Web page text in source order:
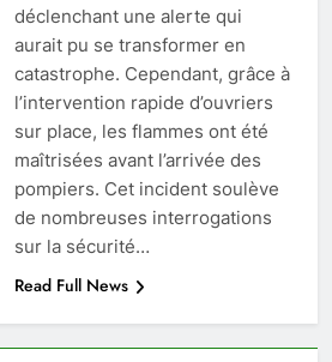
déclenchant une alerte qui
aurait pu se transformer en
catastrophe. Cependant, grâce à
l’intervention rapide d’ouvriers
sur place, les flammes ont été
maîtrisées avant l’arrivée des
pompiers. Cet incident soulève
de nombreuses interrogations
sur la sécurité…
Read Full News